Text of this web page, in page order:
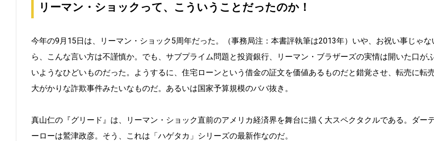
リーマン・ショックって、こういうことだったのか！
今年の9月15日は、リーマン・ショック5周年だった。（事務局注：本書評執筆は2013年）いや、お祝い事じゃな
ら、こんな言い方は不謹慎か。でも、サブプライム問題と投資銀行、リーマン・ブラザーズの実情は開いた口が
いようなひどいものだった。ようするに、住宅ローンという借金の証文を価値あるものだと錯覚させ、転売に転
大がかりな詐欺事件みたいなものだ。あるいは国家予算規模のババ抜き。
真山仁の『グリード』は、リーマン・ショック直前のアメリカ経済界を舞台に描く大スペクタクルである。ダー
ーローは鷲津政彦。そう、これは「ハゲタカ」シリーズの最新作なのだ。